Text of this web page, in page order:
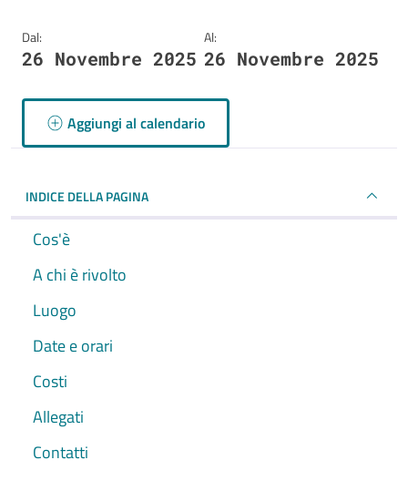
Dal:
26 Novembre 2025
Al:
26 Novembre 2025
Aggiungi al calendario
INDICE DELLA PAGINA
Cos'è
A chi è rivolto
Luogo
Date e orari
Costi
Allegati
Contatti